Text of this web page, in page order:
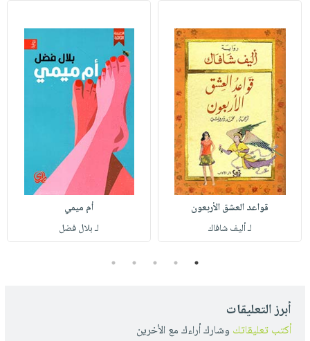
قواعد العشق الأربعون
لـ أليف شافاك
أم ميمي
لـ بلال فضل
1
2
3
4
5
أبرز التعليقات
أكتب تعليقاتك وشارك أراءك مع الأخرين